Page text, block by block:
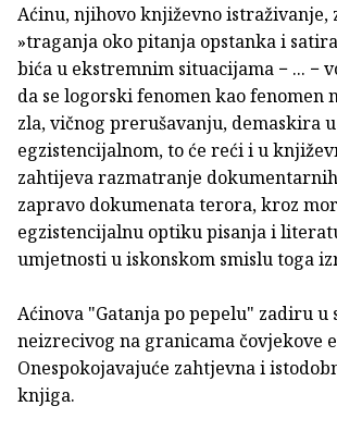
Aćinu, njihovo književno istraživanje,
»traganja oko pitanja opstanka i
bića u ekstremnim situacijama − ... −
da se logorski fenomen kao
zla, vičnog prerušavanju, demaskira u
egzistencijalnom, to će reći i u
zahtijeva razmatranje
zapravo dokumenata terora, kroz
egzistencijalnu optiku pisanja i
umjetnosti u iskonskom smislu toga
Aćinova "Gatanja po pepelu" zadiru u
neizrecivog na granicama čovjekove
Onespokojavajuće zahtjevna i
knjiga.